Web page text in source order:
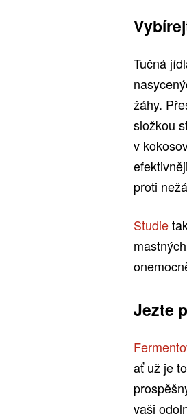
Tučná
žáhy.
složkou
v
proti
Studie
Jezte
ať už je
vaši